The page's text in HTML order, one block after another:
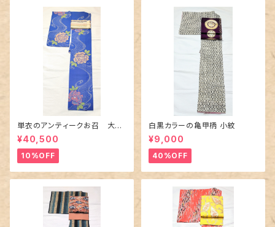
単衣のアンティークお召 大輪
の薔薇柄柄
¥40,500
10%OFF
白黒カラーの亀甲柄 小紋
¥9,000
40%OFF